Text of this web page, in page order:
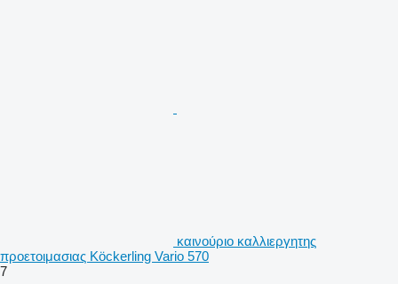
καινούριο καλλιεργητης
προετοιμασιας Köckerling Vario 570
7